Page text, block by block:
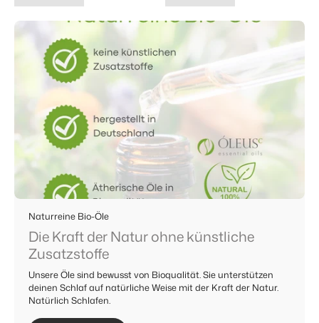
Naturreine Bio-Öle
Die Kraft der Natur ohne künstliche
Zusatzstoffe
Unsere Öle sind bewusst von Bioqualität. Sie unterstützen
deinen Schlaf auf natürliche Weise mit der Kraft der Natur.
Natürlich Schlafen.